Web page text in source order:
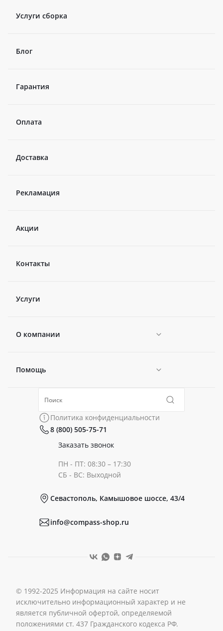
Услуги сборка
Блог
Гарантия
Оплата
Доставка
Рекламация
Акции
Контакты
Услуги
О компании
Новости
Политика конфиденциальности
Помощь
Коллекции
Политика конфиденциальности
8 (800) 505-75-71
Заказать звонок
ПН - ПТ: 08:30 – 17:30
СБ - ВС: Выходной
Севастополь, Камышовое шоссе, 43/4
info@compass-shop.ru
© 1992-2025 Информация на сайте носит
исключительно информационный характер и не
является публичной офертой, определяемой
положениями ст. 437 Гражданского кодекса РФ.